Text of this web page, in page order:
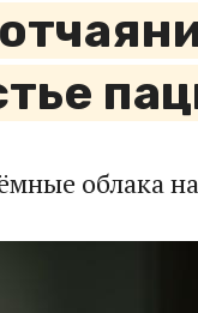
облака